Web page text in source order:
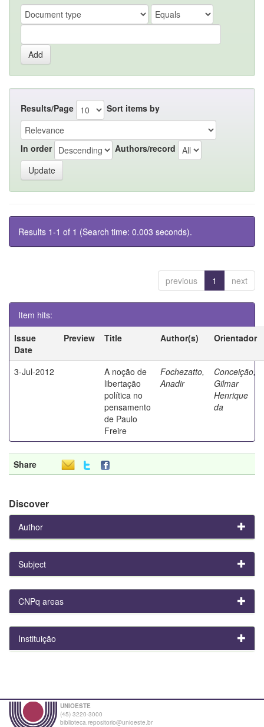
Results/Page Sort items by
In order Authors/record
Results 1-1 of 1 (Search time: 0.003 seconds).
previous 1 next
Item hits:
Issue
Date
Preview Title Author(s) Orientador
3-Jul-2012
A noção de
libertação
política no
pensamento
de Paulo
Freire
Fochezatto,
Anadir
Conceição,
Gilmar
Henrique
da
Share
Discover
Author
Subject
CNPq areas
Instituição
UNIOESTE
(45) 3220-3000
biblioteca.repositorio@unioeste.br